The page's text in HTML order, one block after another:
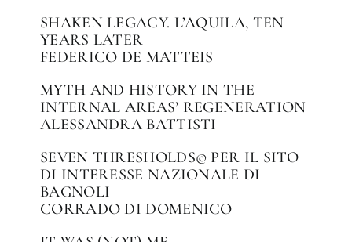
SHAKEN LEGACY. L’AQUILA, TEN
YEARS LATER
FEDERICO DE MATTEIS
MYTH AND HISTORY IN THE
INTERNAL AREAS’ REGENERATION
ALESSANDRA BATTISTI
SEVEN THRESHOLDS© PER IL SITO
DI INTERESSE NAZIONALE DI
BAGNOLI
CORRADO DI DOMENICO